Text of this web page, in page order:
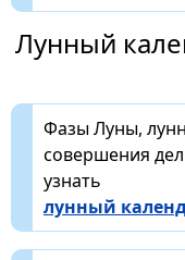
Лунный
Фазы Луны,
совершения
узнать
лунный